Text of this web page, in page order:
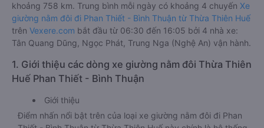
khoảng 758 km. Trung bình mỗi ngày có khoảng 4 chuyến Xe
giường nằm đôi đi Phan Thiết - Bình Thuận từ Thừa Thiên Huế
trên Vexere.com bắt đầu từ 06:30 đến 16:05 bởi 4 nhà xe:
Tân Quang Dũng, Ngọc Phát, Trung Nga (Nghệ An) vận hành.
1. Giới thiệu các dòng xe giường nằm đôi Thừa Thiên
Huế Phan Thiết - Bình Thuận
Giới thiệu
Điểm nhấn nổi bật trên của loại xe giường nằm đôi đi Phan